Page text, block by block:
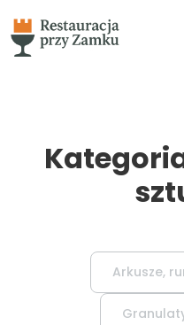
Arkusze,